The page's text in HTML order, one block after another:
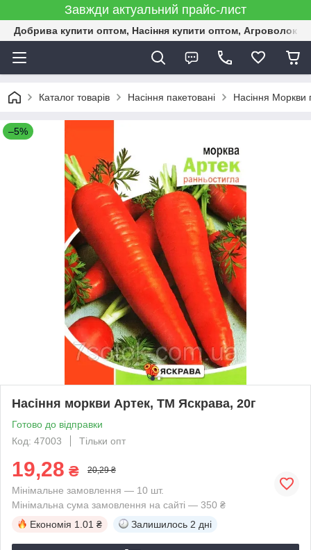
Завжди актуальний прайс-лист
Добрива купити оптом, Насіння купити оптом,
Каталог товарів Насіння пакетовані Насіння Моркви
–5%
Насіння моркви Артек, ТМ Яскрава, 20г
Готово до відправки
Код: 47003
Тільки опт
19,28 ₴ 20,29 ₴
Мінімальне замовлення — 10 шт.
Мінімальна сума замовлення на сайті — 350 ₴
Економія 1.01 ₴ Залишилось 2 дні